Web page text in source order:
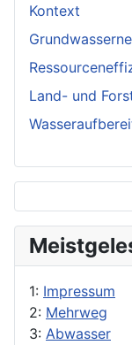
Kontext
Land- und
1: Impressum
2: Mehrweg
3: Abwasser